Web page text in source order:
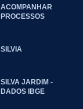
ACOMPANHAR
PROCESSOS
SILVIA
SILVA JARDIM -
DADOS IBGE